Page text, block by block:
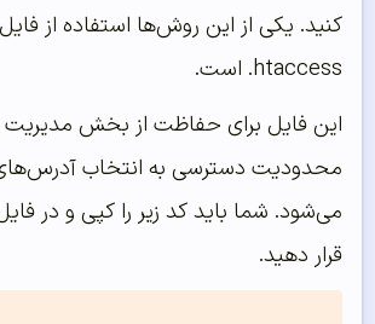
کنید. یکی از این روش‌ها استفاده از
htaccess. است.
این فایل برای حفاظت از بخش مدیریت
قرار دهید.